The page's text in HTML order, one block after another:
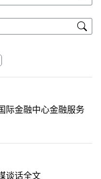
际金融中心金融服务
谈话全文